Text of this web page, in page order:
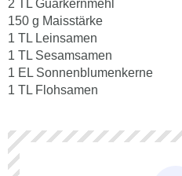
2 TL Guarkernmehl
150 g Maisstärke
1 TL Leinsamen
1 TL Sesamsamen
1 EL Sonnenblumenkerne
1 TL Flohsamen